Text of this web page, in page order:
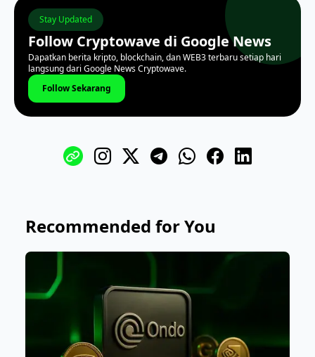
Stay Updated
Follow Cryptowave di Google News
Dapatkan berita kripto, blockchain, dan WEB3 terbaru setiap hari
langsung dari Google News Cryptowave.
Follow Sekarang
Recommended for You